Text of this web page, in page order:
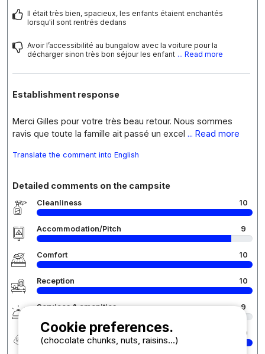
Il était très bien, spacieux, les enfants étaient enchantés
lorsqu'il sont rentrés dedans
Avoir l’accessibilité au bungalow avec la voiture pour la
décharger sinon très bon séjour les enfant ... Read more
Establishment response
Merci Gilles pour votre très beau retour. Nous sommes
ravis que toute la famille ait passé un excel ... Read more
Translate the comment into English
Detailed comments on the campsite
Cleanliness 10
Accommodation/Pitch 9
Comfort 10
Reception 10
Services & amenities 9
Quality-price ratio 10
Cookie preferences.
(chocolate chunks, nuts, raisins...)